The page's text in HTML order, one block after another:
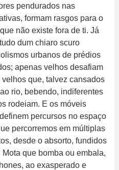
pendurados nas
formam rasgos para o
não existe fora de ti. Já
dum chiaro scuro
urbanos de prédios
apenas velhos desafiam
que, talvez cansados
rio, bebendo, indiferentes
rodeiam. E os móveis
percursos no espaço
percorremos em múltiplas
desde o absorto, fundidos
que bomba ou embala,
ao exasperado e